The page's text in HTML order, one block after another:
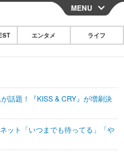
CLOSE
その他
MENU
エンタメ ライフ
話題！『KISS & CRY』が増刷決
ット「いつまでも待ってる」「や